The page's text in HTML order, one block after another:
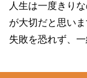
人生は一度きり
が大切だと思いま
失敗を恐れず、